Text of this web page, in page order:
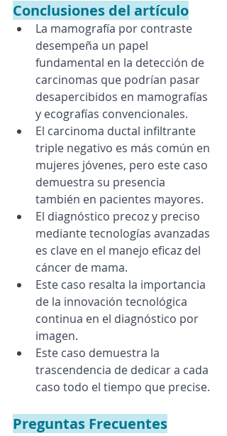
Conclusiones del artículo
La mamografía por contraste
desempeña un papel
fundamental en la detección de
carcinomas que podrían pasar
desapercibidos en mamografías
y ecografías convencionales.
El carcinoma ductal infiltrante
triple negativo es más común en
mujeres jóvenes, pero este caso
demuestra su presencia
también en pacientes mayores.
El diagnóstico precoz y preciso
mediante tecnologías avanzadas
es clave en el manejo eficaz del
cáncer de mama.
Este caso resalta la importancia
de la innovación tecnológica
continua en el diagnóstico por
imagen.
Este caso demuestra la
trascendencia de dedicar a cada
caso todo el tiempo que precise.
Preguntas Frecuentes